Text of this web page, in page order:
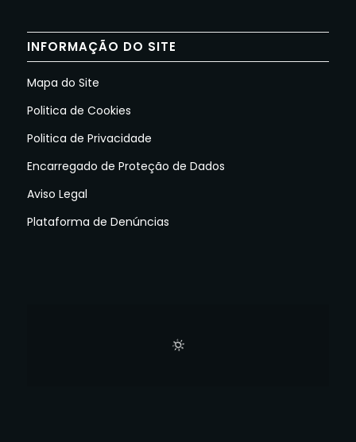
INFORMAÇÃO DO SITE
Mapa do Site
Politica de Cookies
Politica de Privacidade
Encarregado de Proteção de Dados
Aviso Legal
Plataforma de Denúncias